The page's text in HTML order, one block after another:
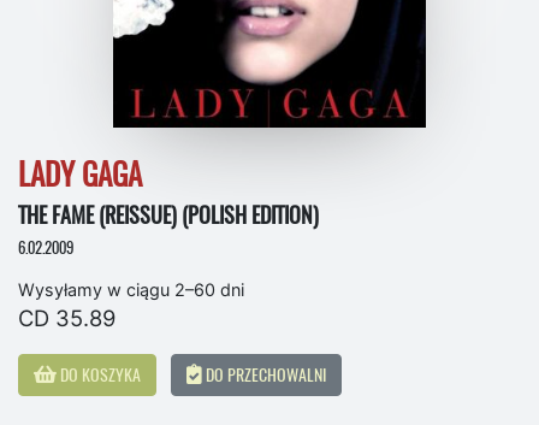
LADY GAGA
THE FAME (REISSUE) (POLISH EDITION)
6.02.2009
Wysyłamy w ciągu 2–60 dni
CD 35.89
DO KOSZYKA DO PRZECHOWALNI